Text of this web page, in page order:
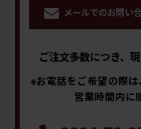
メールでのお問い
ご注文多数につき、
※お電話をご希望の際
営業時間内に